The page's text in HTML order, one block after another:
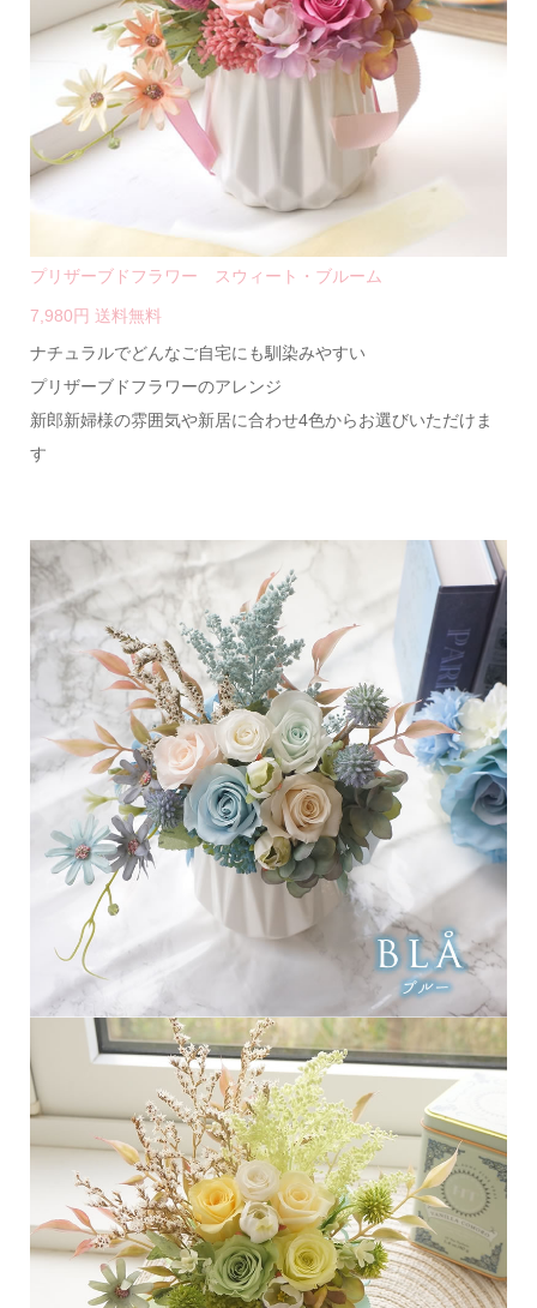
プリザーブドフラワー スウィート・ブルーム
7,980円 送料無料
ナチュラルでどんなご自宅にも馴染みやすい
プリザーブドフラワーのアレンジ
新郎新婦様の雰囲気や新居に合わせ4色からお選びいただけま
す